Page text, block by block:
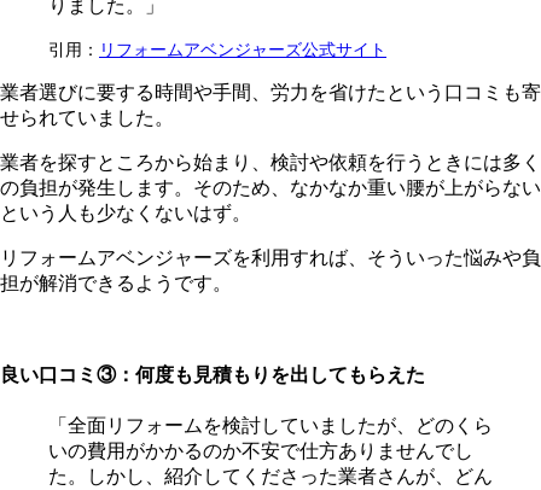
りました。」
引用： リフォームアベンジャーズ公式サイト
業者選びに要する時間や手間、労力を省けたという口コミも寄
せられていました。
業者を探すところから始まり、検討や依頼を行うときには多く
の負担が発生します。そのため、なかなか重い腰が上がらない
という人も少なくないはず。
リフォームアベンジャーズを利用すれば、そういった悩みや負
担が解消できるようです。
良い口コミ③：何度も見積もりを出してもらえた
「全面リフォームを検討していましたが、どのくら
いの費用がかかるのか不安で仕方ありませんでし
た。しかし、紹介してくださった業者さんが、どん